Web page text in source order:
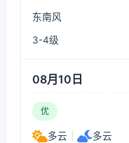
东南风
3-4级
08月10日
优
多云 多云